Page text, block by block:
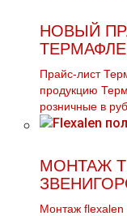
НОВЫЙ
Прайс-лист
продукцию
розничные в
МОНТАЖ
Монтаж